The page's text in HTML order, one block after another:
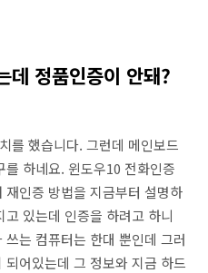
데 정품인증이 안돼?
했습니다. 그런데 메인보드
하네요. 윈도우10 전화인증
인증 방법을 지금부터 설명하
있는데 인증을 하려고 하니
는 컴퓨터는 한대 뿐인데 그러
어있는데 그 정보와 지금 하드